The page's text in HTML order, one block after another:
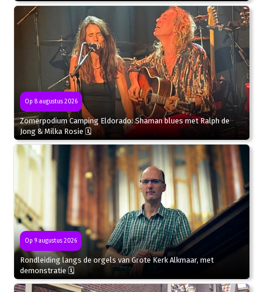
Op 8 augustus 2026
Zomerpodium Camping Eldorado: Shaman blues met Ralph de
Jong & Milka Rosie 🗓
Op 9 augustus 2026
Rondleiding langs de orgels van Grote Kerk Alkmaar, met
demonstratie 🗓